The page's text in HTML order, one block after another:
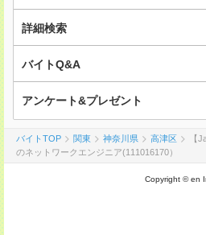
詳細検索
バイトQ&A
アンケート&プレゼント
バイトTOP 関東 神奈川県 高津区
【
のネットワークエンジニア(111016170）
Copyright © en